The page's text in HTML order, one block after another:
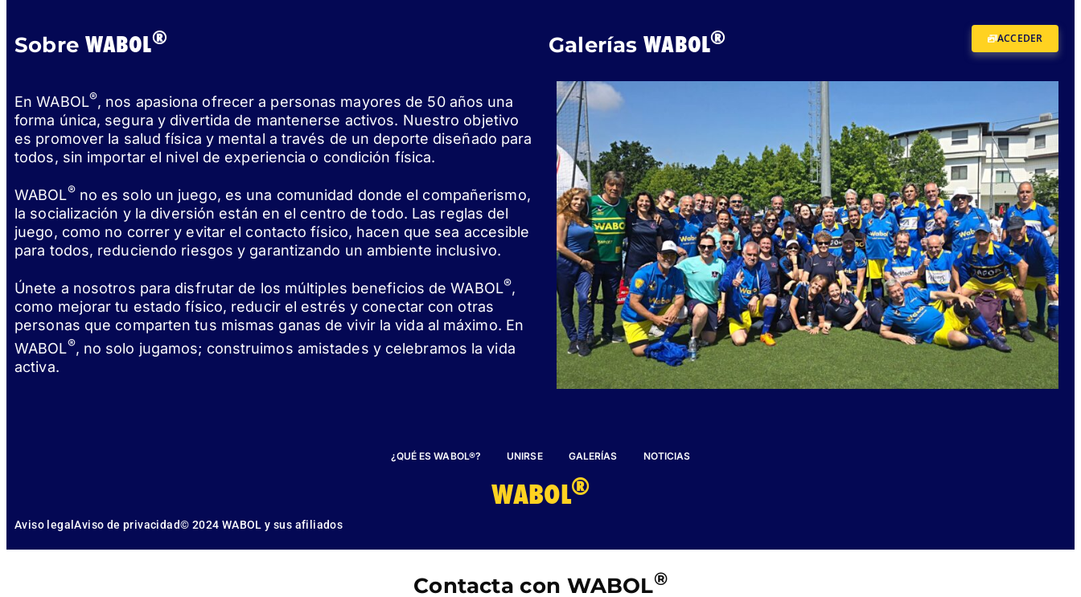
Sobre WABOL®
En WABOL®, nos apasiona ofrecer a personas mayores de 50 años una
forma única, segura y divertida de mantenerse activos. Nuestro objetivo
es promover la salud física y mental a través de un deporte diseñado para
todos, sin importar el nivel de experiencia o condición física.
WABOL®no es solo un juego, es una comunidad donde el compañerismo,
la socialización y la diversión están en el centro de todo. Las reglas del
juego, como no correr y evitar el contacto físico, hacen que sea accesible
para todos, reduciendo riesgos y garantizando un ambiente inclusivo.
Únete a nosotros para disfrutar de los múltiples beneficios de WABOL®,
como mejorar tu estado físico, reducir el estrés y conectar con otras
personas que comparten tus mismas ganas de vivir la vida al máximo. En
WABOL®, no solo jugamos; construimos amistades y celebramos la vida
activa.
GaleríasWABOL® ACCEDER
¿QUÉ ES WABOL®? UNIRSE GALERÍAS NOTICIAS
WABOL®
Aviso legalAviso de privacidad© 2024 WABOL y sus afiliados
Contacta con WABOL®